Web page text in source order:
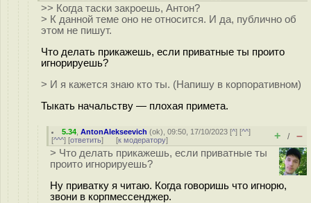
>> Когда таски закроешь, Антон?
> К данной теме оно не относится. И да, публично об
этом не пишут.
Что делать прикажешь, если приватные ты проито
игнорируешь?
> И я кажется знаю кто ты. (Напишу в корпоративном)
Тыкать начальству — плохая примета.
5.34 ,AntonAlekseevich (ok), 09:50, 17/10/2023 [^] [^^]
[^^^] [ответить] [к модератору] + / –
> Что делать прикажешь, если приватные ты
проито игнорируешь?
Ну приватку я читаю. Когда говоришь что игнорю,
звони в корпмессенджер.